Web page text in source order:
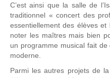
C’est ainsi que la salle de
traditionnel « concert des
essentiellement des élèves
noter les maîtres mais bien
un programme musical fait
moderne.
Parmi les autres projets de